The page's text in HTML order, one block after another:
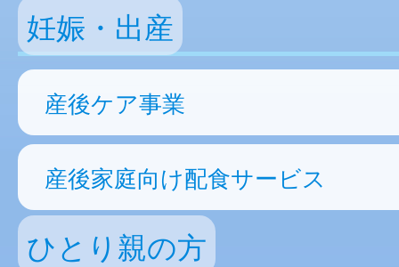
妊娠・出産
産後ケア事業
産後家庭向け配食サービス
ひとり親の方